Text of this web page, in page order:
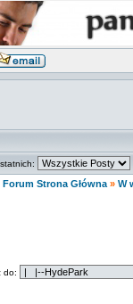
Strona Główna » W
do: